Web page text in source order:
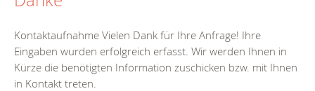
Kontaktaufnahme Vielen Dank für Ihre Anfrage! Ihre
Eingaben wurden erfolgreich erfasst. Wir werden Ihnen in
Kürze die benötigten Information zuschicken bzw. mit Ihnen
in Kontakt treten.